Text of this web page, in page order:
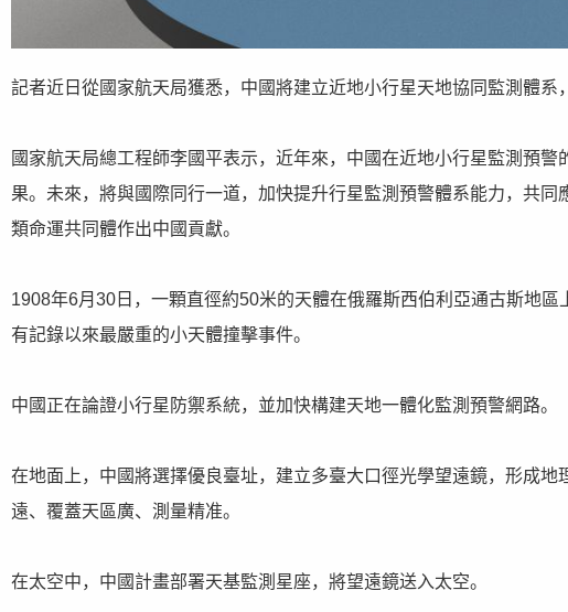
記者近日從國家航天局獲悉，中國將建立近地小行星天地協同監測體系
國家航天局總工程師李國平表示，近年來，中國在近地小行星監測預
果。未來，將與國際同行一道，加快提升行星監測預警體系能力，共
類命運共同體作出中國貢獻。
1908年6月30日，一顆直徑約50米的天體在俄羅斯西伯利亞通古斯地
有記錄以來最嚴重的小天體撞擊事件。
中國正在論證小行星防禦系統，並加快構建天地一體化監測預警網路。
在地面上，中國將選擇優良臺址，建立多臺大口徑光學望遠鏡，形成
遠、覆蓋天區廣、測量精准。
在太空中，中國計畫部署天基監測星座，將望遠鏡送入太空。